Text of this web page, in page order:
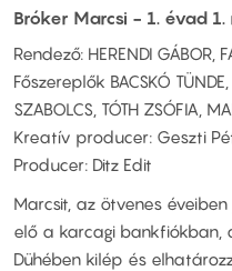
Bróker Marcsi - 1. évad
Rendező: HERENDI GÁBOR,
Főszereplők BACSKÓ TÜNDE,
SZABOLCS, TÓTH ZSÓFIA,
Kreatív producer: Geszti
Producer: Ditz Edit
Marcsit, az ötvenes
elő a karcagi bankfiókban,
Dühében kilép és